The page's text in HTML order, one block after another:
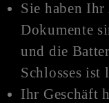
Sie haben
Dokumente
und die
Schlosses ist
Ihr Geschäft